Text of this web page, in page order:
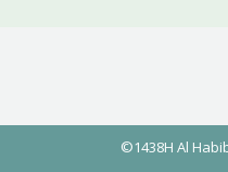
©1438H Al